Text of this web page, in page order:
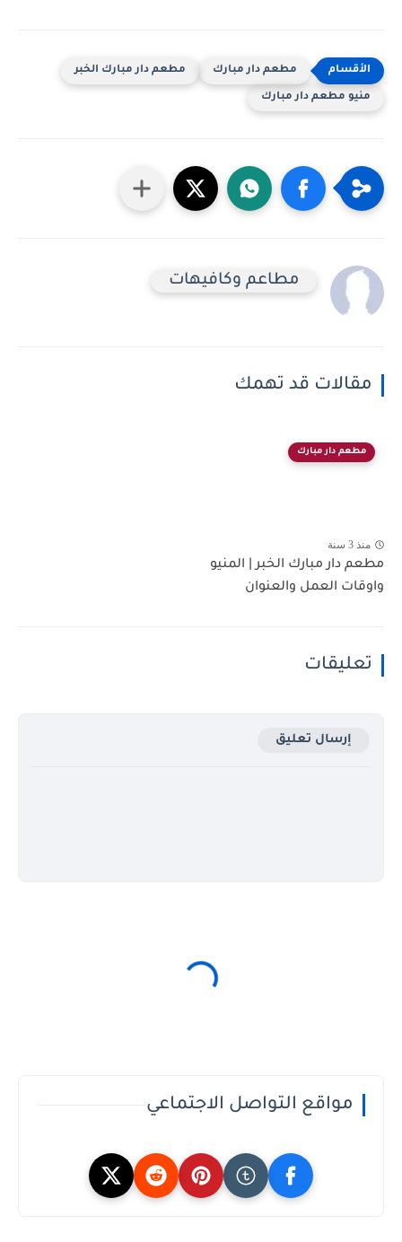
مطعم دار مبارك مطعم دار مبارك الخبر
منيو مطعم دار مبارك
مطاعم وكافيهات
مقالات قد تهمك
مطعم دار مبارك
منذ 3 سنة
مطعم دار مبارك الخبر | المنيو
واوقات العمل والعنوان
تعليقات
إرسال تعليق
مواقع التواصل الاجتماعي